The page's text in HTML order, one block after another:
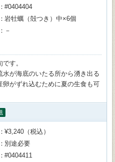
#0404404
岩牡蠣（殻つき）中×6個
－
す。
が海底のいたる所から湧き出る
がずれ込むために夏の生食も可
¥3,240（税込）
別途必要
#0404411